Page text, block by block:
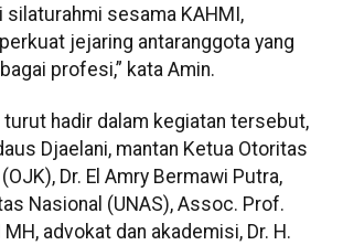
sesama KAHMI,
jejaring antaranggota yang
profesi,” kata Amin.
hadir dalam kegiatan tersebut,
Djaelani, mantan Ketua Otoritas
Dr. El Amry Bermawi Putra,
Nasional (UNAS), Assoc. Prof.
advokat dan akademisi, Dr. H.